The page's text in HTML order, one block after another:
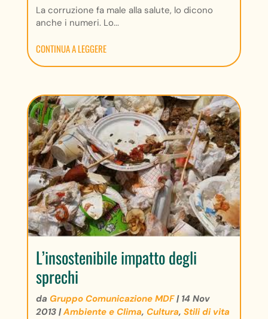
La corruzione fa male alla salute, lo dicono
anche i numeri. Lo...
CONTINUA A LEGGERE
L’insostenibile impatto degli
sprechi
da Gruppo Comunicazione MDF| 14 Nov
2013|Ambiente e Clima, Cultura, Stili di vita